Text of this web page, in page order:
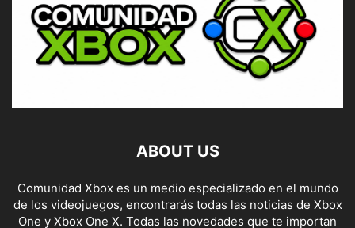
ABOUT US
Comunidad Xbox es un medio especializado en el mundo
de los videojuegos, encontrarás todas las noticias de Xbox
One y Xbox One X. Todas las novedades que te importan